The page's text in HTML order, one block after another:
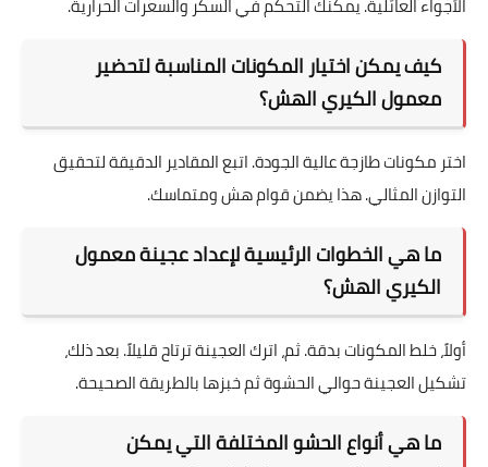
معمول الكيري يأتي من المطبخ العربي التقليدي. عبر الزمن،
تطورت الوصفة لتصبح شهيرة. الآن، يعتبر جزءاً مهماً في المناسبات
العربية.
تحضير معمول الكيري في المنزل يضمن مكونات طازجة. يعزز من
الأجواء العائلية. يمكنك التحكم في السكر والسعرات الحرارية.
كيف يمكن اختيار المكونات المناسبة لتحضير
اختر مكونات طازجة عالية الجودة. اتبع المقادير الدقيقة لتحقيق
التوازن المثالي. هذا يضمن قوام هش ومتماسك.